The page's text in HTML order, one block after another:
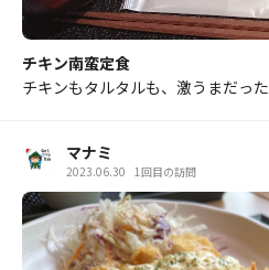
チキン南蛮定食
チキンもタルタルも、激うまだった
マナミ
2023.06.30 1回目の訪問